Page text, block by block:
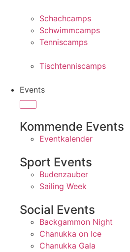
Schachcamps
Schwimmcamps
Tenniscamps
Tischtenniscamps
Events
Kommende Events
Eventkalender
Sport Events
Budenzauber
Sailing Week
Social Events
Backgammon Night
Chanukka on Ice
Chanukka Gala